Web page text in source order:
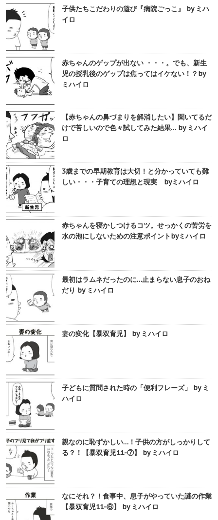
子供たちこだわりの遊び『病院ごっこ』 by ミハ
イロ
赤ちゃんのゲップが出ない ・・・。でも、新生
児の授乳後のゲップは焦ってはイケない！？by
ミハイロ
【赤ちゃんの鼻づまりを解消したい】聞いてるだ
けで苦しいので色々試してみた結果… by ミハイ
ロ
3歳までの早期教育は大切！と分かっていても難
しい・・・子育ての理想と現実 byミハイロ
赤ちゃんを寝かしつけるコツ。せっかくの苦労を
水の泡にしないための注意ポイントbyミハイロ
最初はラムネだったのに…止まらない息子のおね
だり by ミハイロ
妻の変化【暴双育児】 by ミハイロ
子どもに質問された時の「便利フレーズ」 by ミ
ハイロ
親なのに恥ずかしい…！子供の方がしっかりして
る？！【暴双育児11-⑦】 by ミハイロ
なにそれ？！食事中、息子がやっていた謎の作業
【暴双育児11-⑥】 by ミハイロ